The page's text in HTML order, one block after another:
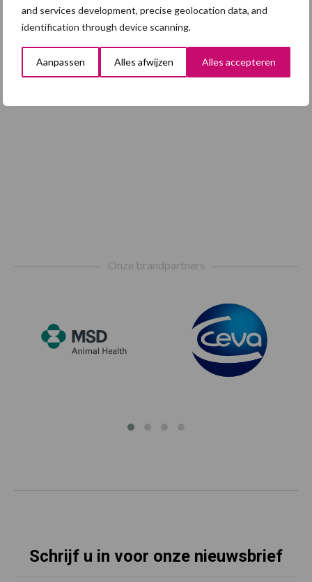
and services development, precise geolocation data, and
identification through device scanning.
Aanpassen Alles afwijzen Alles accepteren
Toon meer
Onze brandpartners
Schrijf u in voor onze nieuwsbrief